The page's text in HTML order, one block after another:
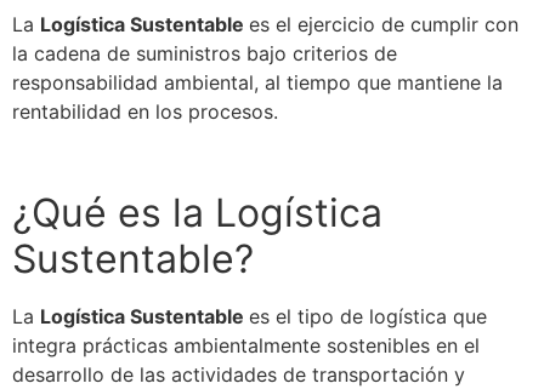
La Logística Sustentable es el ejercicio de cumplir con
la cadena de suministros bajo criterios de
responsabilidad ambiental, al tiempo que mantiene la
rentabilidad en los procesos.
¿Qué es la Logística
Sustentable?
La Logística Sustentable es el tipo de logística que
integra prácticas ambientalmente sostenibles en el
desarrollo de las actividades de transportación y